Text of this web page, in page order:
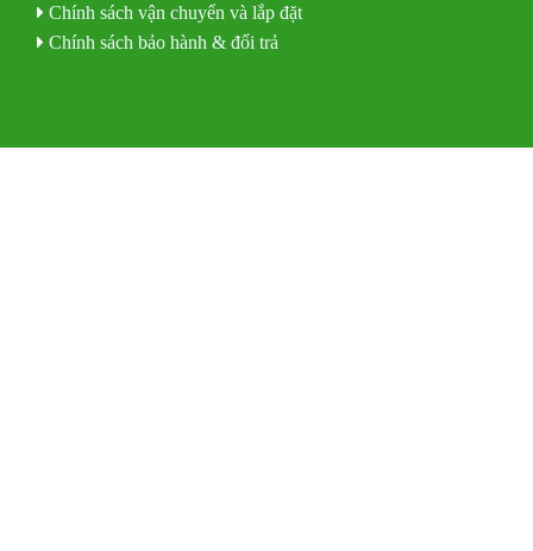
Chính sách vận chuyển và lắp đặt
Chính sách bảo hành & đổi trả